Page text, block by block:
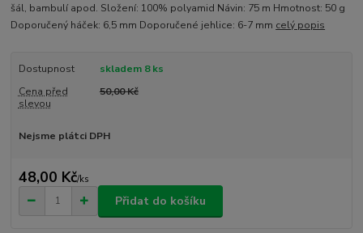
šál, bambulí apod. Složení: 100% polyamid Návin: 75 m Hmotnost: 50 g
Doporučený háček: 6,5 mm Doporučené jehlice: 6-7 mm celý popis
Dostupnost
skladem 8 ks
Cena před
slevou
50,00 Kč
Nejsme plátci DPH
48,00 Kč/ks
Přidat do košíku